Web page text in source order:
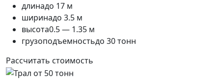
длинадо 17 м
ширинадо 3.5 м
высота0.5 — 1.35 м
грузоподъемностьдо 30 тонн
Рассчитать стоимость